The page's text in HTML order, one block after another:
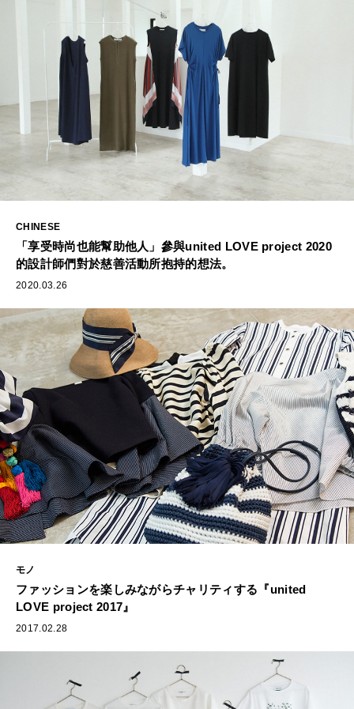
CHINESE
「享受時尚也能幫助他人」參與united LOVE project 2020
的設計師們對於慈善活動所抱持的想法。
2020.03.26
モノ
ファッションを楽しみながらチャリティする『united
LOVE project 2017』
2017.02.28